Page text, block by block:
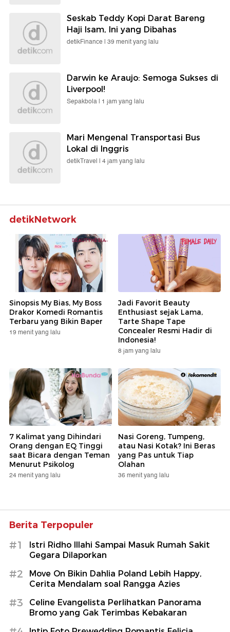
Seskab Teddy Kopi Darat Bareng
Haji Isam, Ini yang Dibahas
detikFinance | 39 menit yang lalu
Darwin ke Araujo: Semoga Sukses di
Liverpool!
Sepakbola | 1 jam yang lalu
Mari Mengenal Transportasi Bus
Lokal di Inggris
detikTravel | 4 jam yang lalu
detikNetwork
Sinopsis My Bias, My Boss
Drakor Komedi Romantis
Terbaru yang Bikin Baper
19 menit yang lalu
Jadi Favorit Beauty
Enthusiast sejak Lama,
Tarte Shape Tape
Concealer Resmi Hadir di
Indonesia!
8 jam yang lalu
7 Kalimat yang Dihindari
Orang dengan EQ Tinggi
saat Bicara dengan Teman
Menurut Psikolog
24 menit yang lalu
Nasi Goreng, Tumpeng,
atau Nasi Kotak? Ini Beras
yang Pas untuk Tiap
Olahan
36 menit yang lalu
Berita Terpopuler
#1
Istri Ridho Illahi Sampai Masuk Rumah Sakit
Gegara Dilaporkan
#2
Move On Bikin Dahlia Poland Lebih Happy,
Cerita Mendalam soal Rangga Azies
#3
Celine Evangelista Perlihatkan Panorama
Bromo yang Gak Terimbas Kebakaran